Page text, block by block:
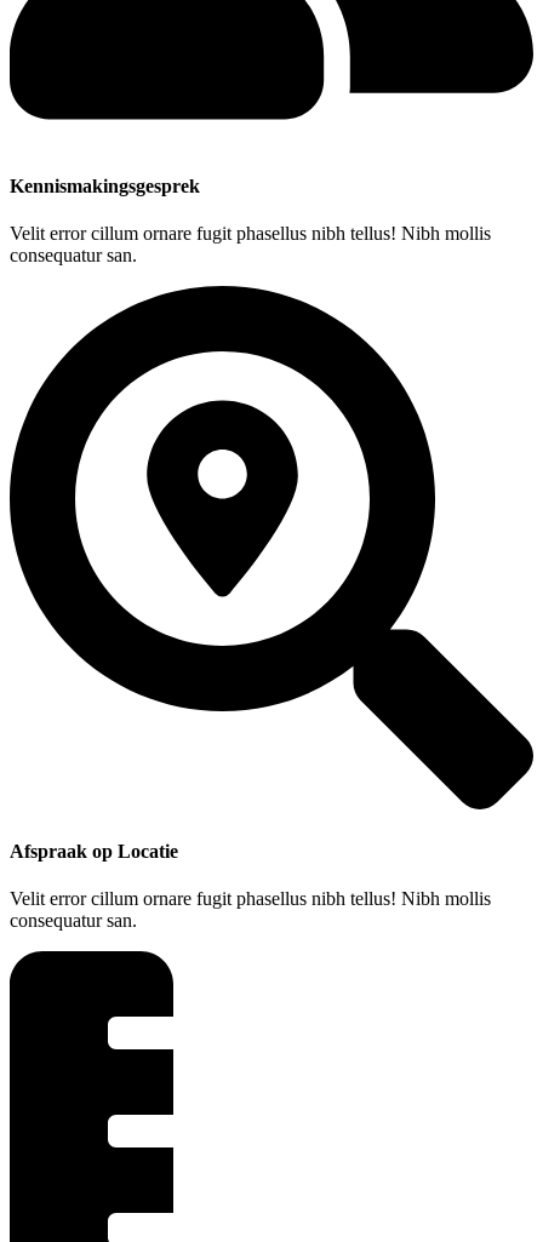
Kennismakingsgesprek
Velit error cillum ornare fugit phasellus nibh tellus! Nibh mollis
consequatur san.
Afspraak op Locatie
Velit error cillum ornare fugit phasellus nibh tellus! Nibh mollis
consequatur san.